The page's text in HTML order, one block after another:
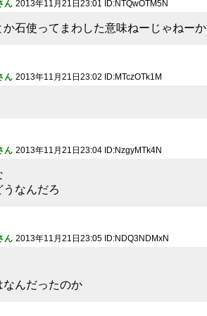
ん 2013年11月21日23:01 ID:NTQwOTM5N
石使ってまわした意味ねーじゃねーか
ん 2013年11月21日23:02 ID:MTczOTk1M
ん 2013年11月21日23:04 ID:NzgyMTk4N
なんだろ
ん 2013年11月21日23:05 ID:NDQ3NDMxN
なんだったのか